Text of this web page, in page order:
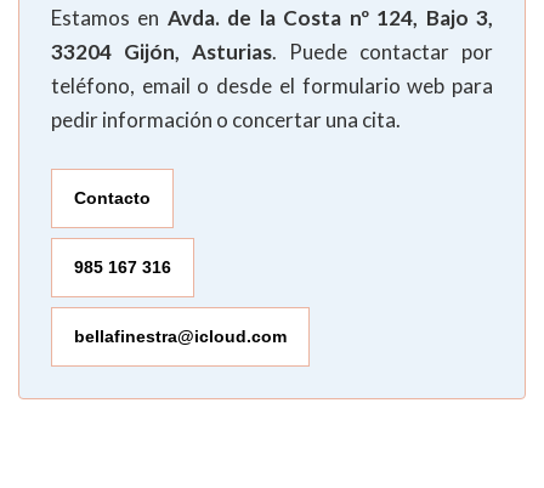
Estamos en Avda. de la Costa nº 124, Bajo 3,
33204 Gijón, Asturias. Puede contactar por
teléfono, email o desde el formulario web para
pedir información o concertar una cita.
Contacto
985 167 316
bellafinestra@icloud.com